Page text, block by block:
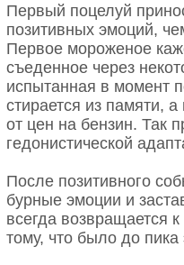
Первый поцелуй
позитивных эмоций,
Первое мороженое
съеденное через
испытанная в момент
стирается из памяти, а
от цен на бензин. Так
гедонистической
После позитивного
бурные эмоции и
всегда возвращается
тому, что было до